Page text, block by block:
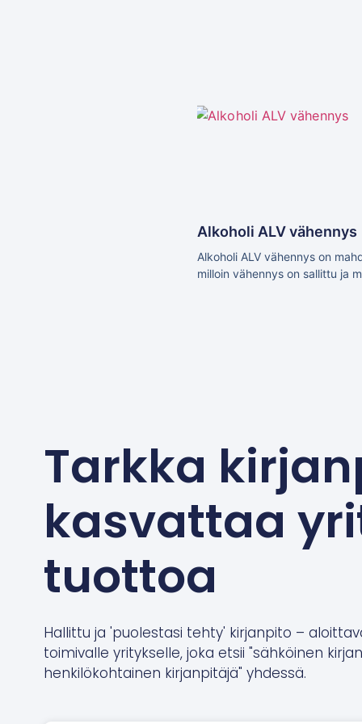
Alkoholi ALV vähennys
Alkoholi ALV vähennys on
milloin vähennys on sallittu ja
Tarkka
kasvattaa
tuottoa
Hallittu ja 'puolestasi tehty' kirjanpito –
toimivalle yritykselle, joka etsii "sähköinen
henkilökohtainen kirjanpitäjä" yhdessä.